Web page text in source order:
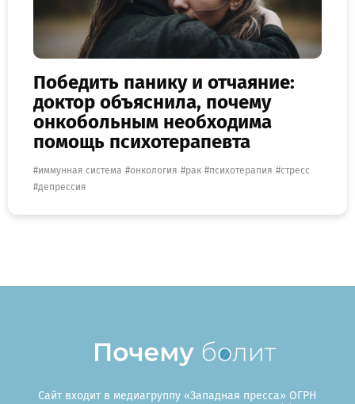
Победить панику и отчаяние:
доктор объяснила, почему
онкобольным необходима
помощь психотерапевта
иммунная система онкология рак психотерапия
стресс
депрессия
Сайт входит в медиагруппу «Западная пресса» ОГРН